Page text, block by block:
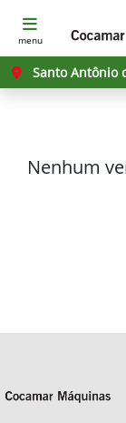
menu
Santo Antônio
Nenhum